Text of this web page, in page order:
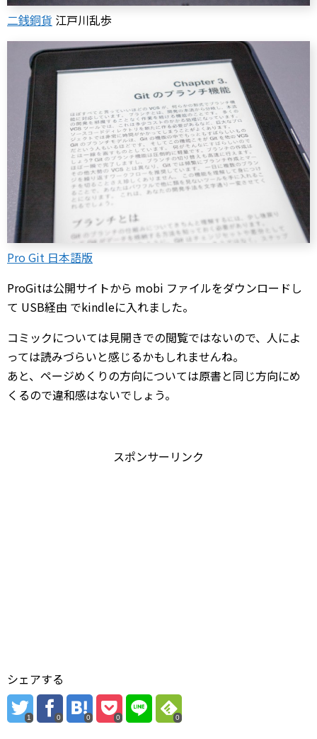
二銭銅貨 江戸川乱歩
Pro Git 日本語版
ProGitは公開サイトから mobi ファイルをダウンロードし
て USB経由 でkindleに入れました。
コミックについては見開きでの閲覧ではないので、人によ
っては読みづらいと感じるかもしれませんね。
あと、ページめくりの方向については原書と同じ方向にめ
くるので違和感はないでしょう。
スポンサーリンク
シェアする
1 0 0 0 0